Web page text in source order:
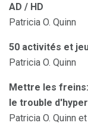
AD / HD
Patricia O. Quinn
50 activités et
Patricia O. Quinn
Mettre les
le trouble
Patricia O. Quinn